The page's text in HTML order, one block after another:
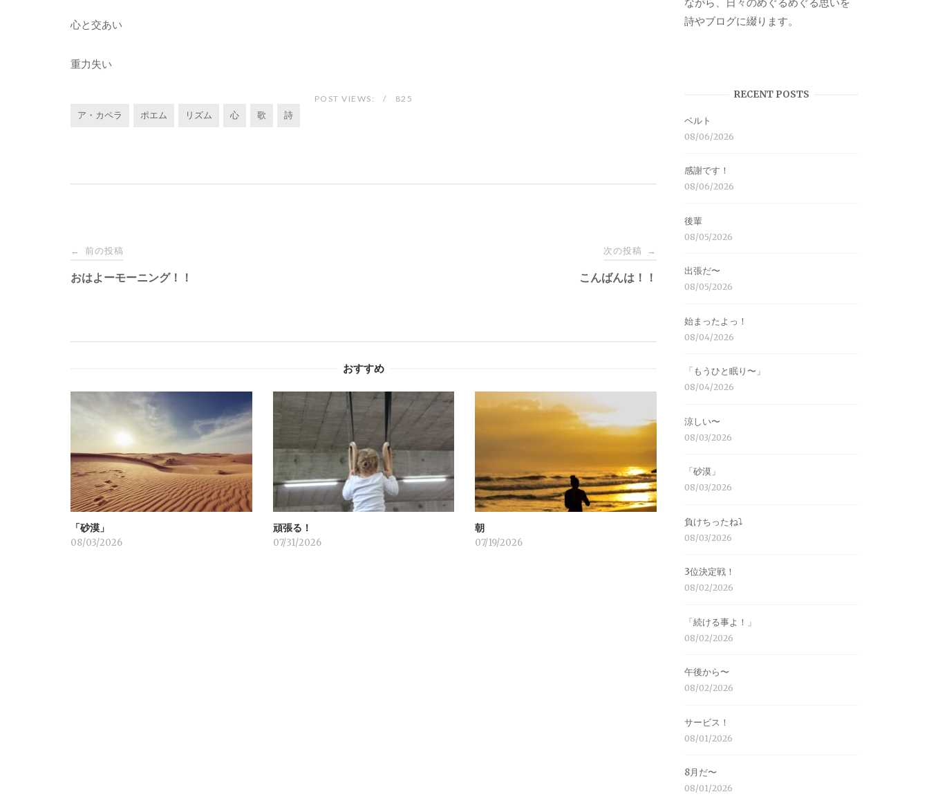
心と交あい
重力失い
POST VIEWS: 825
ア・カペラ ポエム リズム 心 歌 詩
投
稿
ゲ
ー
シ
ョ
ン
← 前の投稿
おはよーモーニング！！
次の投稿 →
こんばんは！！
おすすめ
「砂漠」
08/03/2026
頑張る！
07/31/2026
朝
07/19/2026
詩やブログに綴ります。
RECENT POSTS
ベルト
08/06/2026
感謝です！
08/06/2026
後輩
08/05/2026
出張だ〜
08/05/2026
始まったよっ！
08/04/2026
「もうひと眠り〜」
08/04/2026
涼しい〜
08/03/2026
「砂漠」
08/03/2026
負けちったね⤵︎
08/03/2026
3位決定戦！
08/02/2026
「続ける事よ！」
08/02/2026
午後から〜
08/02/2026
サービス！
08/01/2026
8月だ〜
08/01/2026